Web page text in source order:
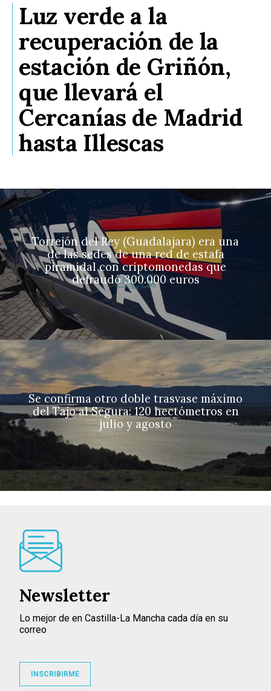
Luz verde a la
recuperación de la
estación de Griñón,
que llevará el
Cercanías de Madrid
hasta Illescas
Torrejón del Rey (Guadalajara) era una
de las sedes de una red de estafa
piramidal con criptomonedas que
defraudó 300.000 euros
Se confirma otro doble trasvase máximo
del Tajo al Segura: 120 hectómetros en
julio y agosto
Newsletter
Lo mejor de en Castilla-La Mancha cada día en su
correo
INSCRIBIRME